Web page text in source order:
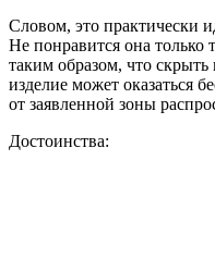
Словом, это практически
Не понравится она только
таким образом, что
изделие может оказаться
от заявленной зоны
Достоинства: